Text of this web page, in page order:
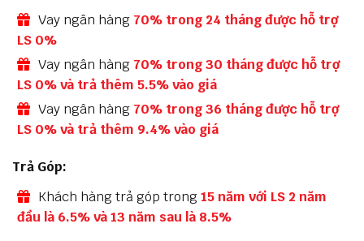
Vay ngân hàng 70% trong 24 tháng được hỗ trợ
LS 0%
Vay ngân hàng 70% trong 30 tháng được hỗ trợ
LS 0% và trả thêm 5.5% vào giá
Vay ngân hàng 70% trong 36 tháng được hỗ trợ
LS 0% và trả thêm 9.4% vào giá
Trả Góp:
Khách hàng trả góp trong15 năm với LS 2 năm
đầu là 6.5% và 13 năm sau là 8.5%